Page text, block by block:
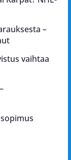
–
vaihtaa